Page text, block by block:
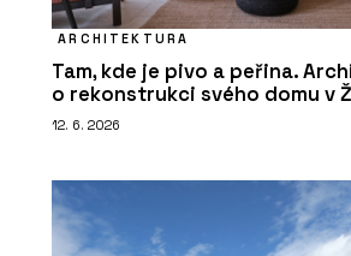
ARCHITEKTURA
Tam, kde je pivo a peřina.
o rekonstrukci svého domu v
12. 6. 2026